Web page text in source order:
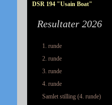
DSR 194 "Usain Boat"
Resultater 2026
1. runde
2. runde
3. runde
4. runde
Samlet stilling (4. runde)